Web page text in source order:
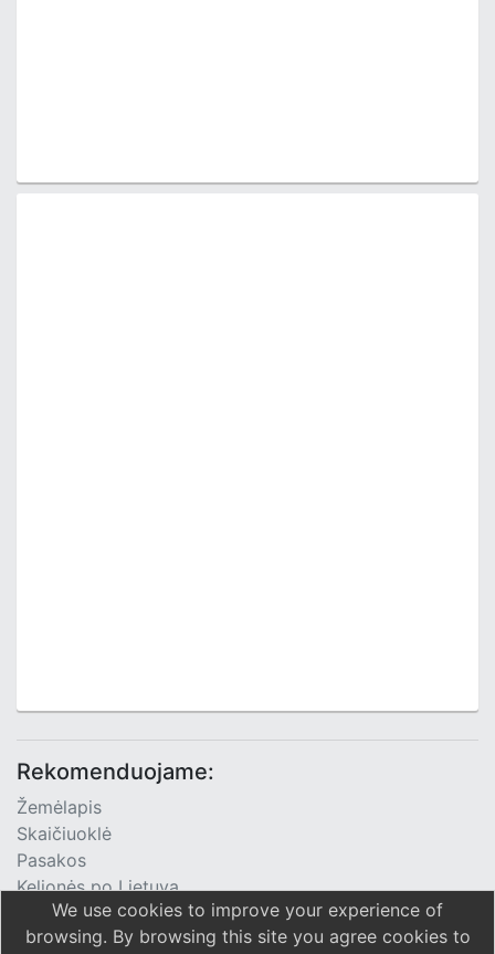
Rekomenduojame:
Žemėlapis
Skaičiuoklė
Pasakos
Kelionės po Lietuvą
TV Programa
We use cookies to improve your experience of
browsing. By browsing this site you agree cookies to